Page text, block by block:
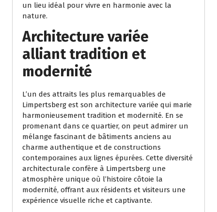
un lieu idéal pour vivre en harmonie avec la
nature.
Architecture variée
alliant tradition et
modernité
L’un des attraits les plus remarquables de
Limpertsberg est son architecture variée qui marie
harmonieusement tradition et modernité. En se
promenant dans ce quartier, on peut admirer un
mélange fascinant de bâtiments anciens au
charme authentique et de constructions
contemporaines aux lignes épurées. Cette diversité
architecturale confère à Limpertsberg une
atmosphère unique où l’histoire côtoie la
modernité, offrant aux résidents et visiteurs une
expérience visuelle riche et captivante.